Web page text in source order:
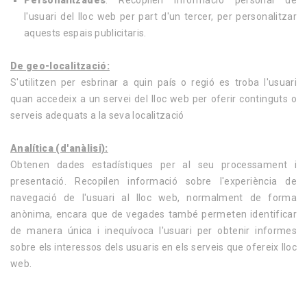
l'usuari del lloc web per part d'un tercer, per personalitzar
aquests espais publicitaris.
De geo-localització:
S'utilitzen per esbrinar a quin país o regió es troba l'usuari
quan accedeix a un servei del lloc web per oferir continguts o
serveis adequats a la seva localització
Analítica (d'anàlisi):
Obtenen dades estadístiques per al seu processament i
presentació. Recopilen informació sobre l'experiència de
navegació de l'usuari al lloc web, normalment de forma
anònima, encara que de vegades també permeten identificar
de manera única i inequívoca l'usuari per obtenir informes
sobre els interessos dels usuaris en els serveis que ofereix lloc
web.